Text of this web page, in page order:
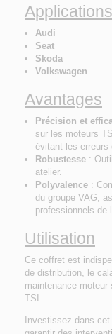
Audi
Seat
Skoda
Volkswagen
Avantages
Précision et
sur les moteurs
évitant les erreurs
Robustesse :
atelier.
Polyvalence :
du groupe VAG,
professionnels de
Utilisation
Ce coffret est
de distribution, le
maintenance
TSI.
Investissez dans